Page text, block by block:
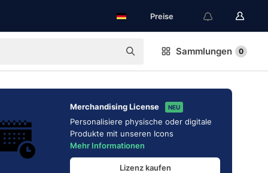
Preise
Sammlungen 0
Merchandising License NEU
Personalisiere physische oder digitale
Produkte mit unseren Icons
Mehr Informationen
Lizenz kaufen